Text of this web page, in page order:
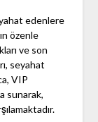
edenlere
özenle
ve son
seyahat
VIP
sunarak,